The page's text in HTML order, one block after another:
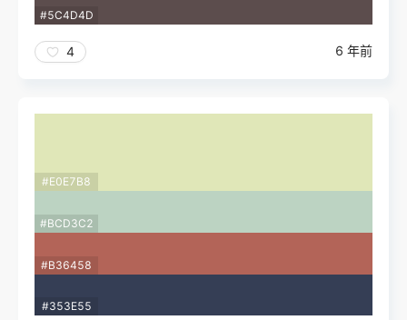
#5C4D4D
4 6 年前
#E0E7B8
#BCD3C2
#B36458
#353E55